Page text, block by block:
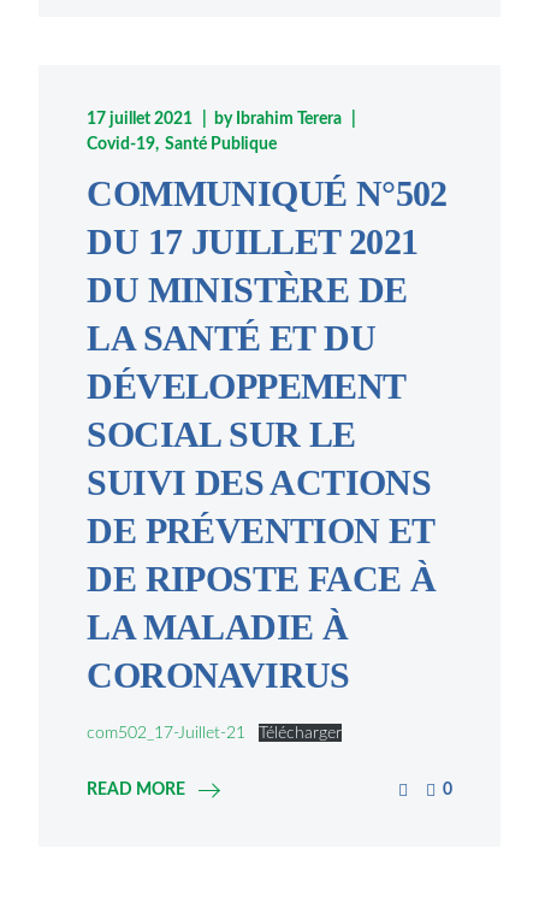
17 juillet 2021 by Ibrahim Terera
Covid-19 Santé Publique
COMMUNIQUÉ N°502
DU 17 JUILLET 2021
DU MINISTÈRE DE
LA SANTÉ ET DU
DÉVELOPPEMENT
SOCIAL SUR LE
SUIVI DES ACTIONS
DE PRÉVENTION ET
DE RIPOSTE FACE À
LA MALADIE À
CORONAVIRUS
com502_17-Juillet-21 Télécharger
READ MORE 0